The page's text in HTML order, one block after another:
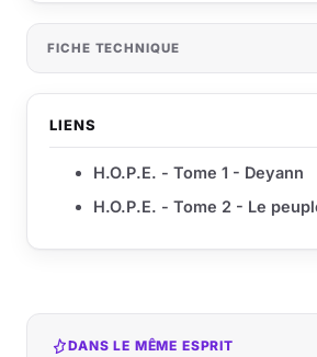
FICHE TECHNIQUE
LIENS
H.O.P.E. - Tome 1 - Deyann
H.O.P.E. - Tome 2 - Le
DANS LE MÊME ESPRIT